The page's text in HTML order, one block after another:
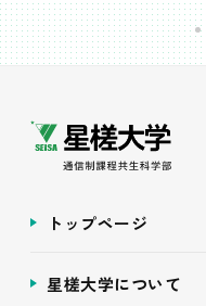
トップページ
星槎大学について